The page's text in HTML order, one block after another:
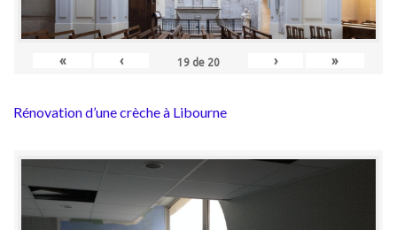
« ‹ 19 de 20 › »
Rénovation d’une crèche à Libourne